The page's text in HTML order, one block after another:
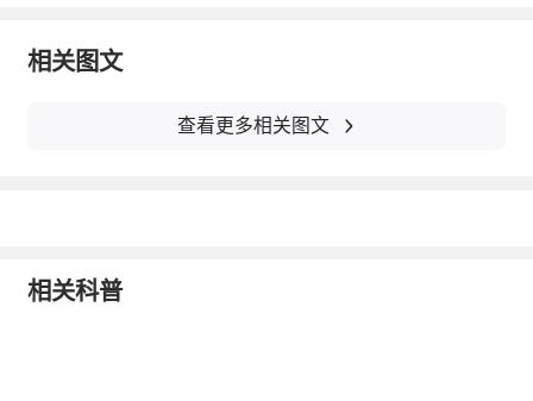
相关图文
查看更多相关图文
相关科普